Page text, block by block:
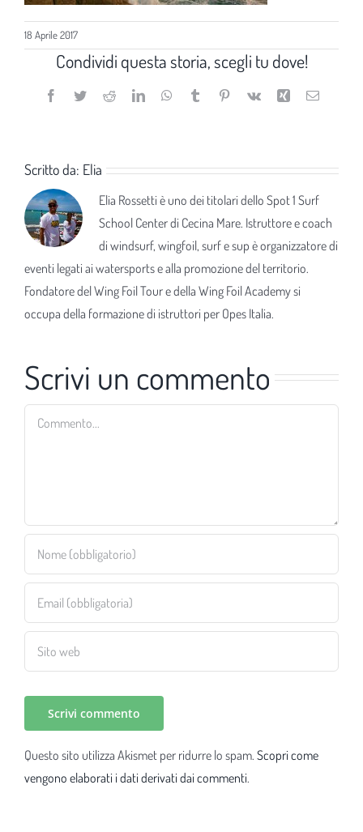
18 Aprile 2017
Condividi questa storia, scegli tu dove!
Facebook
TwitterRedditLinkedInWhatsApp
TumblrPinterest
Vk Xing Email
Scritto da: Elia
Elia Rossetti è uno dei titolari dello Spot 1 Surf
School Center di Cecina Mare. Istruttore e coach
di windsurf, wingfoil, surf e sup è organizzatore di
eventi legati ai watersports e alla promozione del territorio.
Fondatore del Wing Foil Tour e della Wing Foil Academy si
occupa della formazione di istruttori per Opes Italia.
Scrivi un commento
Commento
Questo sito utilizza Akismet per ridurre lo spam. Scopri come
vengono elaborati i dati derivati dai commenti.